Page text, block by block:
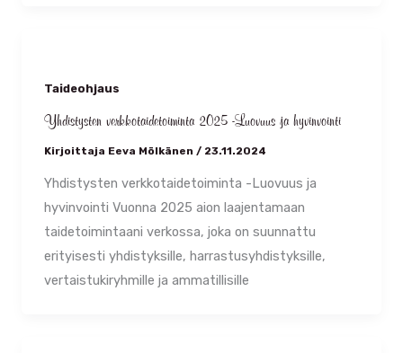
Taideohjaus
Yhdistysten verkkotaidetoiminta 2025 -Luovuus ja hyvinvointi
Kirjoittaja Eeva Mölkänen / 23.11.2024
Yhdistysten verkkotaidetoiminta -Luovuus ja
hyvinvointi Vuonna 2025 aion laajentamaan
taidetoimintaani verkossa, joka on suunnattu
erityisesti yhdistyksille, harrastusyhdistyksille,
vertaistukiryhmille ja ammatillisille